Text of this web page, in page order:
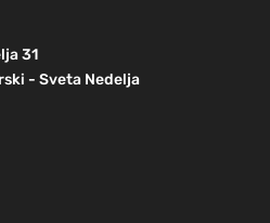
31
- Sveta Nedelja